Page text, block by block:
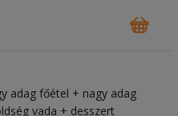
adag főétel + nagy adag
vada + desszert